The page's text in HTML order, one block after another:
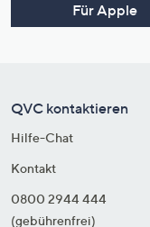
Für Apple
QVC kontaktieren
Hilfe-Chat
Kontakt
0800 2944 444
(gebührenfrei)